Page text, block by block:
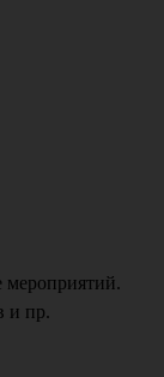
мероприятий.
и пр.